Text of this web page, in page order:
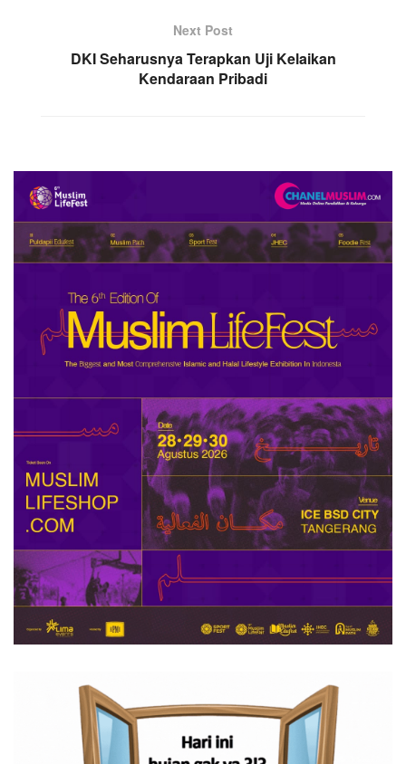
Next Post
DKI Seharusnya Terapkan Uji Kelaikan
Kendaraan Pribadi